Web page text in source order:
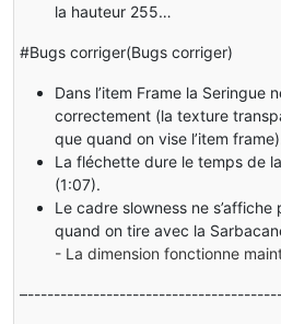
la hauteur 255…
#Bugs corriger(Bugs corriger)
Dans l’item Frame la Seringue
correctement (la texture
que quand on vise l’item
La fléchette dure le temps de
(1:07).
Le cadre slowness ne s’affiche
quand on tire avec la
- La dimension fonctionne